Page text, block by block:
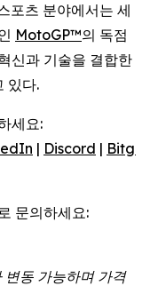
포츠 분야에서는 세
MotoGP™의 독점
신과 기술을 결합한
있다.
세요:
| Discord | Bitget
문의하세요:
변동 가능하며 가격